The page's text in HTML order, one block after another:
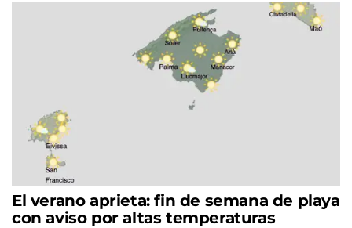
El verano aprieta: fin de semana de playa
con aviso por altas temperaturas